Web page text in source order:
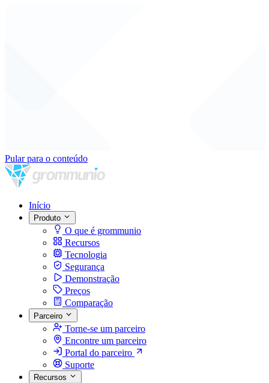
Pular para o conteúdo
Início
Produto
O que é grommunio
Recursos
Tecnologia
Segurança
Demonstração
Preços
Comparação
Parceiro
Torne-se um parceiro
Encontre um parceiro
Portal do parceiro
Suporte
Recursos